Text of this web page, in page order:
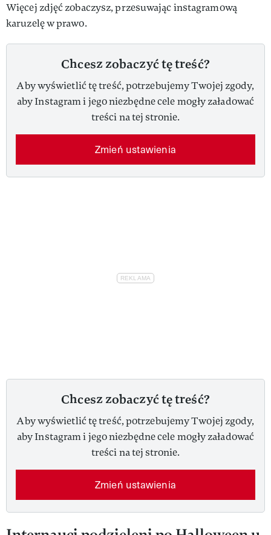
Więcej zdjęć zobaczysz, przesuwając instagramową
karuzelę w prawo.
Chcesz zobaczyć tę treść?
Aby wyświetlić tę treść, potrzebujemy Twojej zgody,
aby Instagram i jego niezbędne cele mogły załadować
treści na tej stronie.
Zmień ustawienia
Chcesz zobaczyć tę treść?
Aby wyświetlić tę treść, potrzebujemy Twojej zgody,
aby Instagram i jego niezbędne cele mogły załadować
treści na tej stronie.
Zmień ustawienia